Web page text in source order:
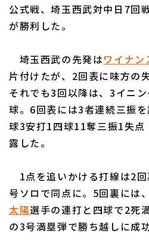
ファーム西地区
交流戦
東北楽天ゴールデンイー
千葉ロッテマリーンズ
オリックス・バファロー
福岡ソフトバンクホー
設定
公式戦、埼玉西武対中日7回
が勝利した。
埼玉西武の先発はワイナン
片付けたが、2回表に味方の
それでも3回以降は、3イニ
球。6回表には3者連続三振
球3安打1四球11奪三振1失
露した。
1点を追いかける打線は2回
号ソロで同点に。5回裏には、
太陽選手の連打と四球で2死
の3号満塁弾で勝ち越しに成